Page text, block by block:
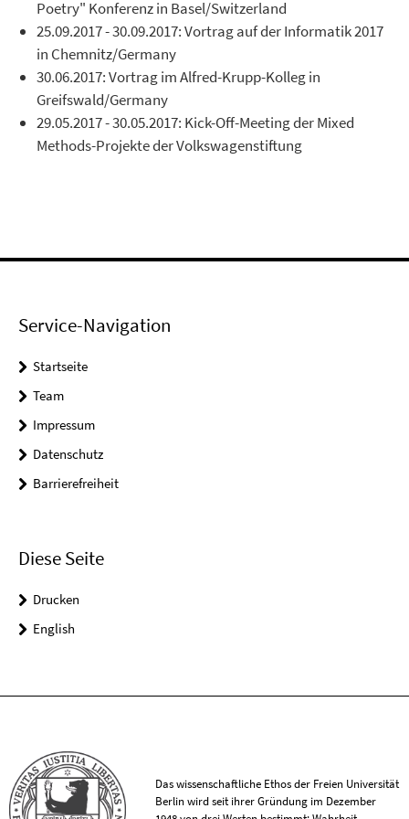
Poetry" Konferenz in Basel/Switzerland
25.09.2017 - 30.09.2017: Vortrag auf der Informatik 2017
in Chemnitz/Germany
30.06.2017: Vortrag im Alfred-Krupp-Kolleg in
Greifswald/Germany
29.05.2017 - 30.05.2017: Kick-Off-Meeting der Mixed
Methods-Projekte der Volkswagenstiftung
Service-Navigation
Startseite
Team
Impressum
Datenschutz
Barrierefreiheit
Diese Seite
Drucken
English
Das wissenschaftliche Ethos der Freien Universität
Berlin wird seit ihrer Gründung im Dezember